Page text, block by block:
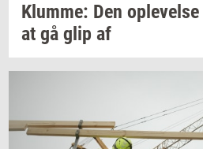
Klum­me: Den op­le­vel­se
at gå glip af